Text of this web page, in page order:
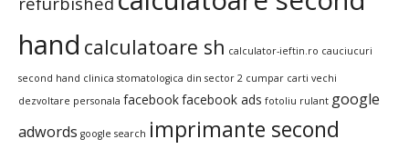
hand calculatoare sh calculator-ieftin.ro cauciucuri
second hand clinica stomatologica din sector 2 cumpar carti vechi
dezvoltare personala facebookfacebook ads fotoliu rulant google
adwords google search imprimante second